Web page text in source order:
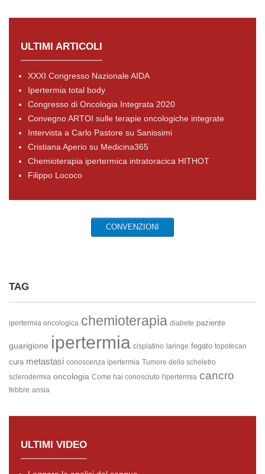
ULTIMI ARTICOLI
XXXI Congresso Nazionale AIDA
Ipertermia total body
Congresso di Oncologia Integrata 2020
Convegno ARTOI sulle terapie oncologiche integrate
Intervista a Carlo Pastore su Sanissimi
Cristiana Aperio su Medicina365
Chemioterapia ipertermica intratoracica HITHOT
Filippo Lococo
CONVENZIONI
TAG
ipertermia oncologica chemioterapia diabete paziente
guarigione ipertermia cisplatino laringe fegato topotecan
cura metastasi conoscenza ipertermia Tumore dello scheletro
sclerodermia oncologia Come hai conosciuto l'ipertermia cancro
febbre ansia
ULTIMI VIDEO